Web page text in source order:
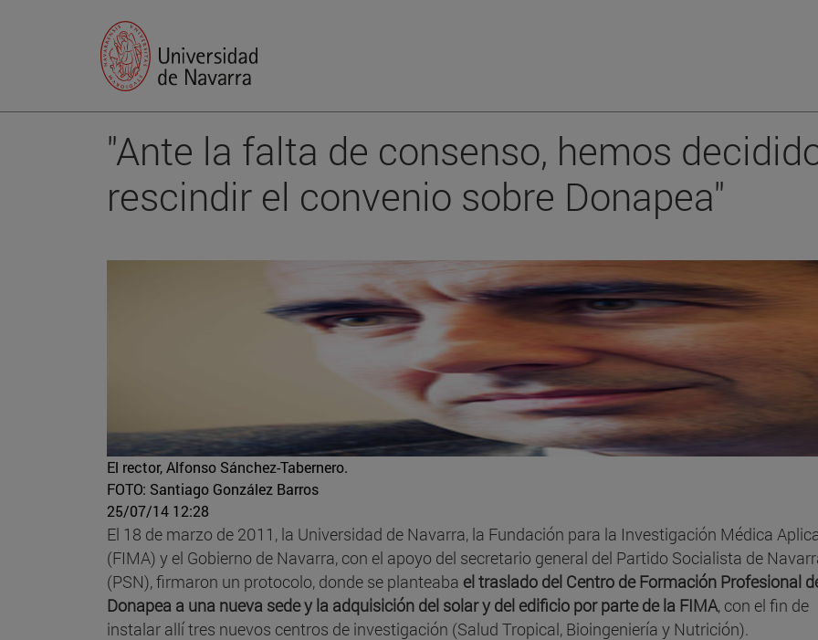
"Ante la falta de consenso, hemos
rescindir el convenio sobre Donapea"
El rector, Alfonso Sánchez-Tabernero.
FOTO: Santiago González Barros
25/07/14 12:28
El 18 de marzo de 2011, la Universidad de Navarra, la Fundación para la Investigación Médica
(FIMA) y el Gobierno de Navarra, con el apoyo del secretario general del Partido Socialista de
(PSN), firmaron un protocolo, donde se planteaba el traslado del Centro de Formación Profesional
Donapea a una nueva sede y la adquisición del solar y del edificio por parte de la FIMA, con el fin de
instalar allí tres nuevos centros de investigación (Salud Tropical, Bioingeniería y Nutrición).